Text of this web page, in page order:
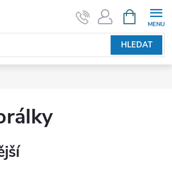
HLEDAT
NÁKUPNÍ
KOŠÍK